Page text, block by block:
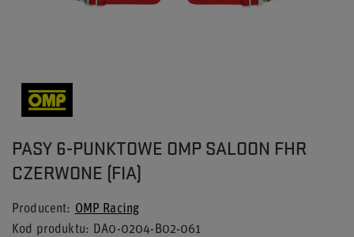
PASY 6-PUNKTOWE OMP SALOON FHR
CZERWONE (FIA)
Producent
OMP Racing
Kod produktu
DA0-0204-B02-061